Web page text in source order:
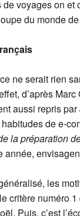
voyages on
du monde
ne serait rien
d’après
aussi repris
de e-
la préparation
année,
les
critère numéro
Puis, c’est